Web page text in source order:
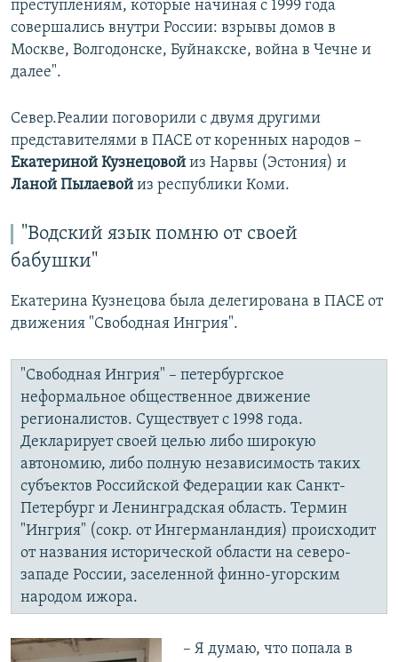
преступлениям, которые начиная с 1999 года
совершались внутри России: взрывы домов в
Москве, Волгодонске, Буйнакске, война в Чечне и
далее".
Север.Реалии поговорили с двумя другими
представителями в ПАСЕ от коренных народов –
Екатериной Кузнецовой из Нарвы (Эстония) и
Ланой Пылаевой из республики Коми.
"Водский язык помню от своей
бабушки"
Екатерина Кузнецова была делегирована в ПАСЕ от
движения "Свободная Ингрия".
"Свободная Ингрия" – петербургское
неформальное общественное движение
регионалистов. Существует с 1998 года.
Декларирует своей целью либо широкую
автономию, либо полную независимость таких
субъектов Российской Федерации как Санкт-
Петербург и Ленинградская область. Термин
"Ингрия" (сокр. от Ингерманландия) происходит
от названия исторической области на северо-
западе России, заселенной финно-угорским
народом ижора.
– Я думаю, что попала в